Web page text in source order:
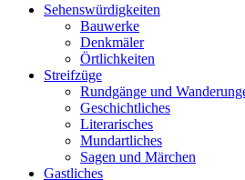
Sehenswürdigkeiten
Bauwerke
Denkmäler
Örtlichkeiten
Streifzüge
Rundgänge und
Geschichtliches
Literarisches
Mundartliches
Sagen und Märchen
Gastliches